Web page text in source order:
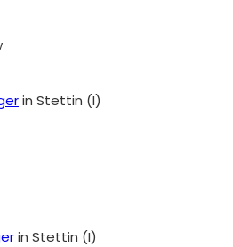
in Stettin (I)
in Stettin (I)